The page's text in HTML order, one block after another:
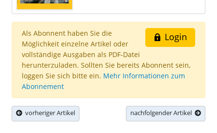
Login
Als Abonnent haben Sie die
Möglichkeit einzelne Artikel oder
vollständige Ausgaben als PDF-Datei
herunterzuladen. Sollten Sie bereits Abonnent sein,
loggen Sie sich bitte ein. Mehr Informationen zum
Abonnement
vorheriger Artikel nachfolgender Artikel